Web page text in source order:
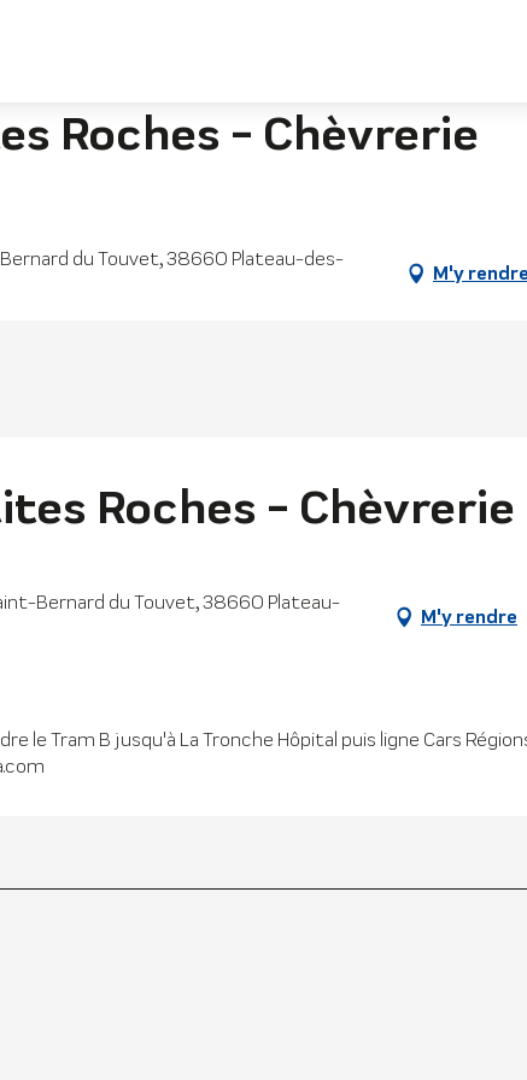
Roches - Chèvrerie
du Touvet, 38660 Plateau-des-
M'y rendre
Roches - Chèvrerie
Bernard du Touvet, 38660 Plateau-
M'y rendre
le Tram B jusqu'à La Tronche Hôpital puis ligne Cars